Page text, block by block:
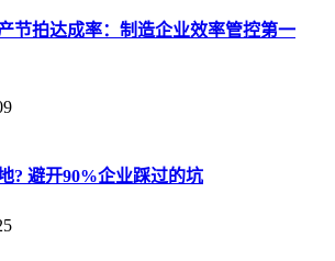
节拍达成率：制造企业效率管控第一
? 避开90%企业踩过的坑